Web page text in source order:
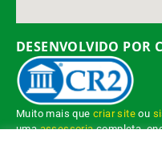
DESENVOLVIDO POR
Muito mais quecriar site ou
umaassessoriacompleta,